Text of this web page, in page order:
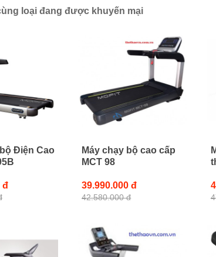
loại đang được khuyến mại
Điện Cao
đ
Máy chạy bộ cao cấp
MCT 98
39.990.000 đ
42.580.000 đ